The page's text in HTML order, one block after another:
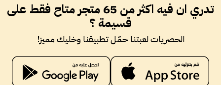
تدري ان فيه اكثر من 65 متجر متاح فقط على
قسيمة ؟
الحصريات لعبتنا حمّل تطبيقنا وخليك مميز!